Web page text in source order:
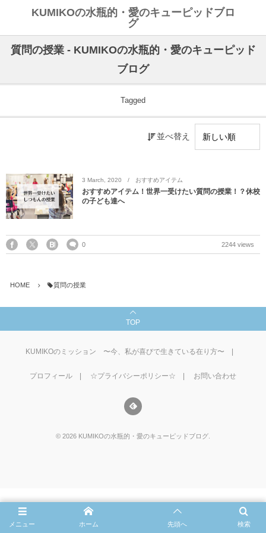
KUMIKOの水瓶的・愛のキューピッドブロ
グ
質問の授業 - KUMIKOの水瓶的・愛のキューピッド
ブログ
Tagged
並べ替え
3 March 2020 おすすめアイテム
おすすめアイテム！世界一受けたい質問の授業！？休校
の子ども達へ
0 2244 views
HOME 質問の授業
TOP
KUMIKOのミッション 〜今、私が喜びで生きている在り方〜
プロフィール ☆プライバシーポリシー☆ お問い合わせ
© 2026 KUMIKOの水瓶的・愛のキューピッドブログ
メニュー 検索
ホーム 先頭へ